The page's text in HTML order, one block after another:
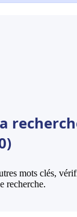
mots clés,
recherche.